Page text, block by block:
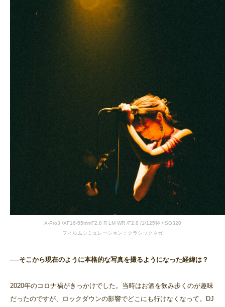
X-Pro3 /XF16-55mmF2.8 R LM WR /F2.8 /1/125秒 /ISO320
フィルムシミュレーション：クラシックネガ
──そこから現在のように本格的な写真を撮るようになった経緯は？
2020年のコロナ禍がきっかけでした。当時はお酒を飲み歩くのが趣味
だったのですが、ロックダウンの影響でどこにも行けなくなって。DJ